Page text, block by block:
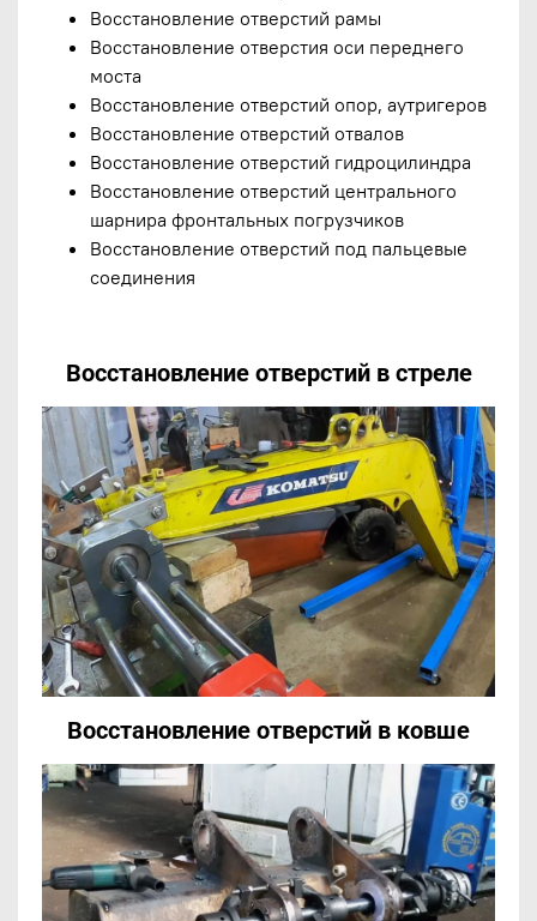
Восстановление отверстий рамы
Восстановление отверстия оси переднего
моста
Восстановление отверстий опор, аутригеров
Восстановление отверстий отвалов
Восстановление отверстий гидроцилиндра
Восстановление отверстий центрального
шарнира фронтальных погрузчиков
Восстановление отверстий под пальцевые
соединения
Восстановление отверстий в стреле
Восстановление отверстий в ковше